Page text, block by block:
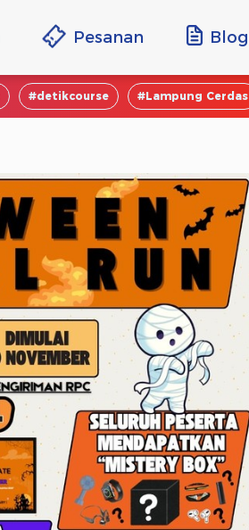
Pesanan Blog
#detikcourse #Lampung Cerdas